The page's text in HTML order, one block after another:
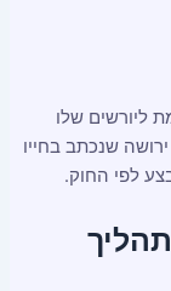
ליורשים שלו
שנכתב בחייו
לפי החוק.